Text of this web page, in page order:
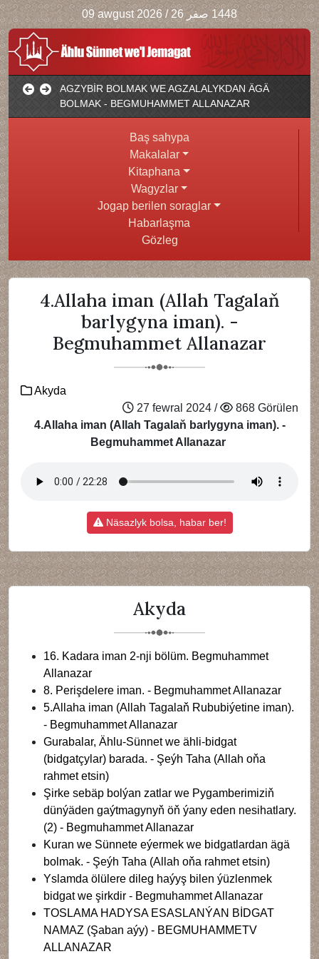
09 awgust 2026 / 1448 صفر 26
AGZYBİR BOLMAK WE AGZALALYKDAN ÄGÄ
BOLMAK - BEGMUHAMMET ALLANAZAR
Baş sahypa
Makalalar
Kitaphana
Wagyzlar
Jogap berilen soraglar
Habarlaşma
Gözleg
4.Allaha iman (Allah Tagalaň
barlygyna iman). -
Begmuhammet Allanazar
Akyda
27 fewral 2024 /
868 Görülen
4.Allaha iman (Allah Tagalaň barlygyna iman). -
Begmuhammet Allanazar
Näsazlyk bolsa, habar ber!
Akyda
16. Kadara iman 2-nji bölüm. Begmuhammet
Allanazar
8. Perişdelere iman. - Begmuhammet Allanazar
5.Allaha iman (Allah Tagalaň Rububiýetine iman).
- Begmuhammet Allanazar
Gurabalar, Ählu-Sünnet we ähli-bidgat
(bidgatçylar) barada. - Şeýh Taha (Allah oňa
rahmet etsin)
Şirke sebäp bolýan zatlar we Pygamberimiziň
dünýäden gaýtmagynyň öň ýany eden nesihatlary.
(2) - Begmuhammet Allanazar
Kuran we Sünnete eýermek we bidgatlardan ägä
bolmak. - Şeýh Taha (Allah oňa rahmet etsin)
Yslamda ölülere dileg haýyş bilen ýüzlenmek
bidgat we şirkdir - Begmuhammet Allanazar
TOSLAMA HADYSA ESASLANÝAN BİDGAT
NAMAZ (Şaban aýy) - BEGMUHAMMETV
ALLANAZAR